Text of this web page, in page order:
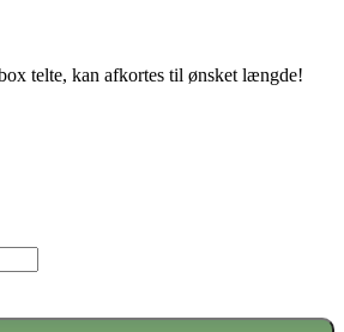
229,00 kr.
telte, kan afkortes til ønsket længde!